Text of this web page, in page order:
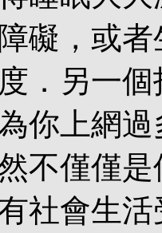
礙，或
．另一
你上網
不僅僅
社會生